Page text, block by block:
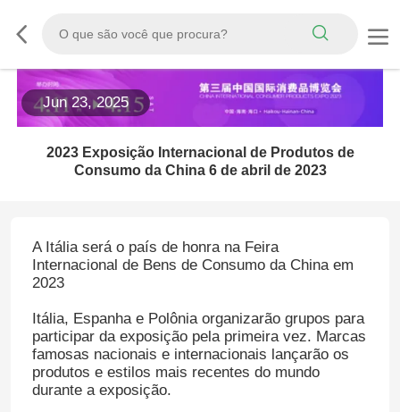
Jun 23, 2025
2023 Exposição Internacional de Produtos de
Consumo da China 6 de abril de 2023
A Itália será o país de honra na Feira
Internacional de Bens de Consumo da China em
2023
Itália, Espanha e Polônia organizarão grupos para
participar da exposição pela primeira vez. Marcas
famosas nacionais e internacionais lançarão os
produtos e estilos mais recentes do mundo
durante a exposição.